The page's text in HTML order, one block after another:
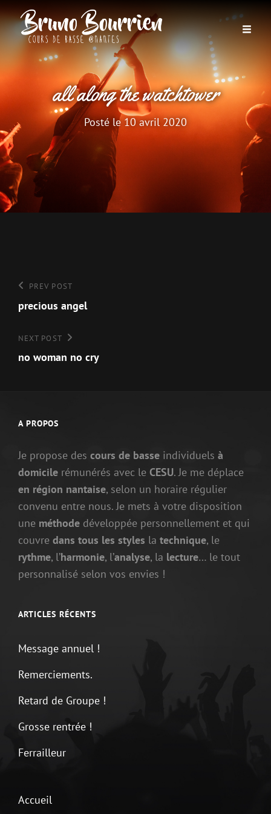
all along the watchtower
Posté le10 avril 2020
Navigation
de
l’article
Previous
Post
PREV POST
precious angel
Next
Post
NEXT POST
no woman no cry
A PROPOS
Je propose des cours de basse individuels à
domicile rémunérés avec le CESU. Je me déplace
en région nantaise, selon un horaire régulier
convenu entre nous. Je mets à votre disposition
une méthode développée personnellement et qui
couvre dans tous les styles la technique, le
rythme, l’harmonie, l’analyse, la lecture… le tout
personnalisé selon vos envies !
ARTICLES RÉCENTS
Message annuel !
Remerciements.
Retard de Groupe !
Grosse rentrée !
Ferrailleur
Accueil